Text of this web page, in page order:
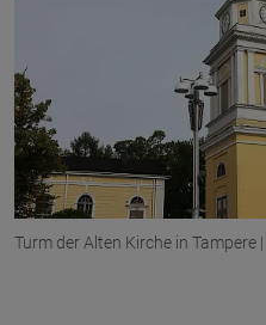
Turm der Alten Kirche in Tampere |